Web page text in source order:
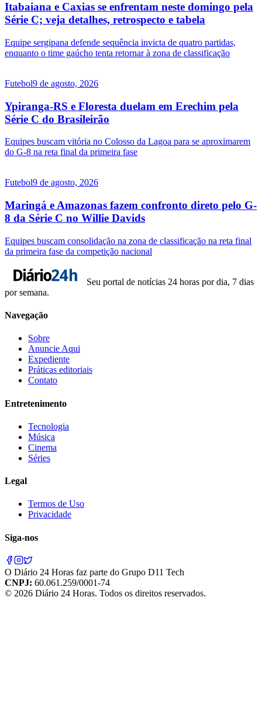
Itabaiana e Caxias se enfrentam neste domingo pela
Série C; veja detalhes, retrospecto e tabela
Equipe sergipana defende sequência invicta de quatro partidas,
enquanto o time gaúcho tenta retornar à zona de classificação
Futebol9 de agosto, 2026
Ypiranga-RS e Floresta duelam em Erechim pela
Série C do Brasileirão
Equipes buscam vitória no Colosso da Lagoa para se aproximarem
do G-8 na reta final da primeira fase
Futebol9 de agosto, 2026
Maringá e Amazonas fazem confronto direto pelo G-
8 da Série C no Willie Davids
Equipes buscam consolidação na zona de classificação na reta final
da primeira fase da competição nacional
Seu portal de notícias 24 horas por dia, 7 dias
por semana.
Navegação
Sobre
Anuncie Aqui
Expediente
Práticas editoriais
Contato
Entretenimento
Tecnologia
Música
Cinema
Séries
Legal
Termos de Uso
Privacidade
Siga-nos
O Diário 24 Horas faz parte do Grupo D11 Tech
CNPJ: 60.061.259/0001-74
© 2026 Diário 24 Horas. Todos os direitos reservados.